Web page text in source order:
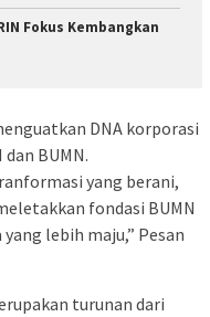
Fokus Kembangkan
DNA korporasi
BUMN.
yang berani,
fondasi BUMN
lebih maju,” Pesan
turunan dari